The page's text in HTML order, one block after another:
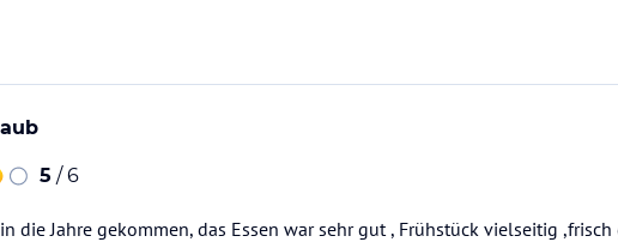
5 / 6
die Jahre gekommen, das Essen war sehr gut , Frühstück vielseitig